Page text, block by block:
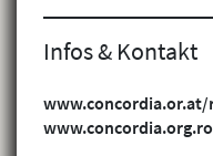
Infos & Kontakt
www.concordia.or.at/
www.concordia.org.ro